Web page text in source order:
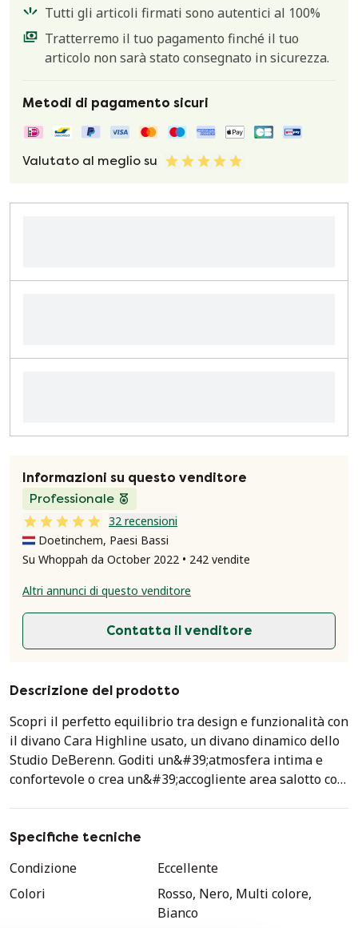
Tutti gli articoli firmati sono autentici al 100%
Tratterremo il tuo pagamento finché il tuo
articolo non sarà stato consegnato in sicurezza.
Metodi di pagamento sicuri
Valutato al meglio su
Informazioni su questo venditore
Professionale
32 recensioni
Doetinchem, Paesi Bassi
Su Whoppah da October 2022 • 242 vendite
Altri annunci di questo venditore
Contatta il venditore
Descrizione del prodotto
Scopri il perfetto equilibrio tra design e funzionalità con
il divano Cara Highline usato, un divano dinamico dello
Studio DeBerenn. Goditi un&#39;atmosfera intima e
confortevole o crea un&#39;accogliente area salotto con
contemporaneo dove stile, comfort e privacy
Specifiche tecniche
Condizione
Eccellente
Colori
Rosso, Nero, Multi colore,
Bianco